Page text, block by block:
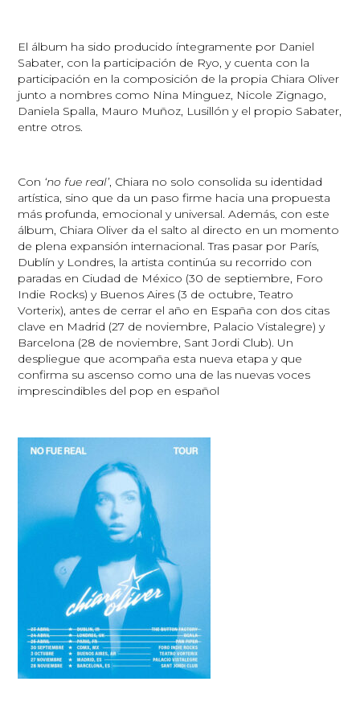
El álbum ha sido producido íntegramente por Daniel
Sabater, con la participación de Ryo, y cuenta con la
participación en la composición de la propia Chiara Oliver
junto a nombres como Nina Minguez, Nicole Zignago,
Daniela Spalla, Mauro Muñoz, Lusillón y el propio Sabater,
entre otros.
Con ‘no fue real’, Chiara no solo consolida su identidad
artística, sino que da un paso firme hacia una propuesta
más profunda, emocional y universal. Además, con este
álbum, Chiara Oliver da el salto al directo en un momento
de plena expansión internacional. Tras pasar por París,
Dublín y Londres, la artista continúa su recorrido con
paradas en Ciudad de México (30 de septiembre, Foro
Indie Rocks) y Buenos Aires (3 de octubre, Teatro
Vorterix), antes de cerrar el año en España con dos citas
clave en Madrid (27 de noviembre, Palacio Vistalegre) y
Barcelona (28 de noviembre, Sant Jordi Club). Un
despliegue que acompaña esta nueva etapa y que
confirma su ascenso como una de las nuevas voces
imprescindibles del pop en español